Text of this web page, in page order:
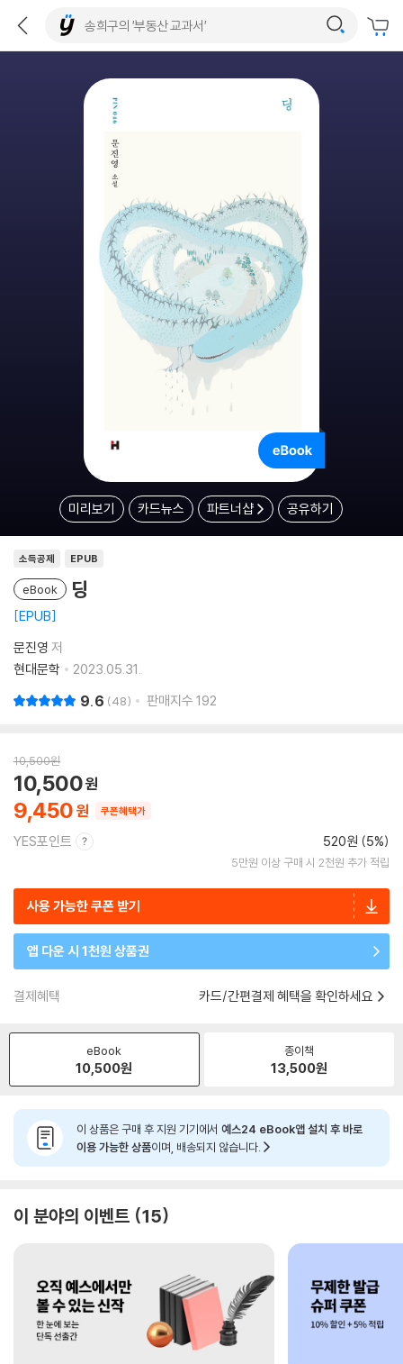
미리보기 카드뉴스 파트너샵 공유하기
소득공제 EPUB
eBook 딩
EPUB
문진영 저
현대문학
2023.05.31.
9.6 48 판매지수 192
10,500원
9,450
10,500
쿠폰혜택가
YES포인트 520원 (5%)
5만원 이상 구매 시 2천원 추가 적립
사용 가능한 쿠폰 받기
앱 다운 시 1천원 상품권
결제혜택 카드/간편결제 혜택을 확인하세요
eBook
10,500원
종이책
13,500원
이 상품은 구매 후 지원 기기에서 예스24 eBook앱 설치 후 바로
이용 가능한 상품이며, 배송되지 않습니다.
이 분야의 이벤트 15